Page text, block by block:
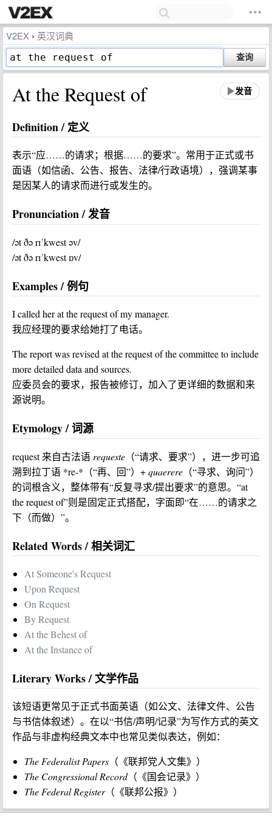
V2EX › 英汉词典
查询
At the Request of 发音
Definition / 定义
表示“应……的请求；根据……的要求”。常用于正式或书
面语（如信函、公告、报告、法律/行政语境），强调某事
是因某人的请求而进行或发生的。
Pronunciation / 发音
/ət ðə rɪˈkwest əv/
/ət ðə rɪˈkwest ɒv/
Examples / 例句
I called her at the request of my manager.
我应经理的要求给她打了电话。
The report was revised at the request of the committee to include
more detailed data and sources.
应委员会的要求，报告被修订，加入了更详细的数据和来
源说明。
Etymology / 词源
request 来自古法语 requeste （“请求、要求”），进一步可追
溯到拉丁语 *re-*（“再、回”）+quaerere （“寻求、询问”）
的词根含义，整体带有“反复寻求/提出要求”的意思。“at
the request of”则是固定正式搭配，字面即“在……的请求之
下（而做）”。
Related Words / 相关词汇
At Someone's Request
Upon Request
On Request
By Request
At the Behest of
At the Instance of
Literary Works / 文学作品
该短语更常见于正式书面英语（如公文、法律文件、公告
与书信体叙述）。在以“书信/声明/记录”为写作方式的英文
作品与非虚构经典文本中也常见类似表达，例如：
The Federalist Papers （《联邦党人文集》）
The Congressional Record（《国会记录》）
The Federal Register（《联邦公报》）